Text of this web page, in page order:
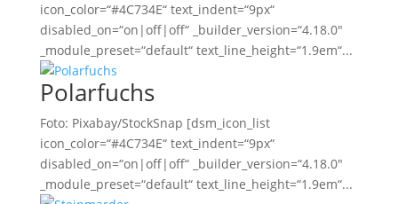
icon_color=“#4C734E“ text_indent=“9px“
disabled_on=“on|off|off“ _builder_version=“4.18.0″
_module_preset=“default“ text_line_height=“1.9em“...
Polarfuchs
Foto: Pixabay/StockSnap [dsm_icon_list
icon_color=“#4C734E“ text_indent=“9px“
disabled_on=“on|off|off“ _builder_version=“4.18.0″
_module_preset=“default“ text_line_height=“1.9em“...